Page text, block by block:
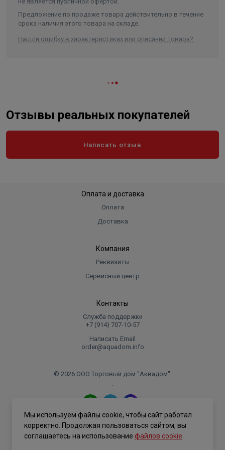
термоэлемент располагается в зоне сквозняка.
Выносной датчик термостатического элемента
отопления. При монтаже датчика капиллярную трубку
2 м) и закрепить ее на стене.
Предложение по продаже товара действительно в течение
срока наличия этого товара на складе.
Нашли ошибку в характеристиках или описании товара?
Отзывы реальных покупателей
Написать отзыв
Оплата и доставка
Оплата
Доставка
Компания
Реквизиты
Сервисный центр
Контакты
Служба поддержки
+7 (914) 707‑10‑57
Написать Email
order@aquadom.info
© 2026 ООО Торговый дом "Аквадом".
.
Политика конфиденциальности
Мы используем файлы cookie, чтобы сайт работал
корректно. Продолжая пользоваться сайтом, вы
соглашаетесь на использование файлов cookie